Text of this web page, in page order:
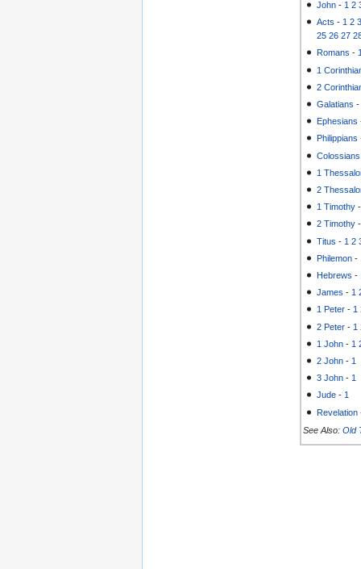
John - 1 2
Acts - 1 2
25 26 27
Romans -
1
2
Galatians
Ephesians
Philippians
Colossians
1
2
1 Timothy
2 Timothy
Titus - 1 2
Philemon -
Hebrews -
James - 1
1 Peter -1
2 Peter - 1
1 John - 1
2 John - 1
3 John - 1
Jude -1
Revelation
See Also: Old